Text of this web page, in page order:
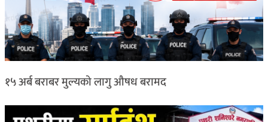
१५ अर्ब बराबर मुल्यको लागु औषध बरामद